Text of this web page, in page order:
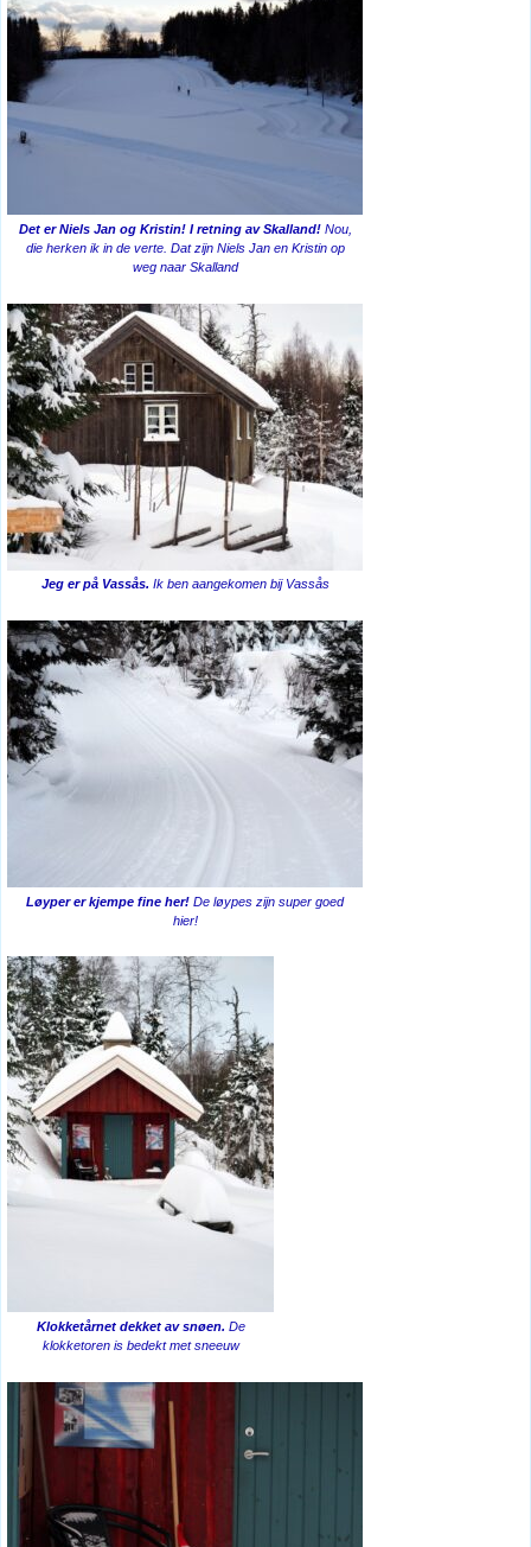
Det er Niels Jan og Kristin! I retning av Skalland!Nou,
die herken ik in de verte. Dat zijn Niels Jan en Kristin op
weg naar Skalland
Jeg er på Vassås. Ik ben aangekomen bij Vassås
Løyper er kjempe fine her! De løypes zijn super goed
hier!
Klokketårnet dekket av snøen. De
klokketoren is bedekt met sneeuw